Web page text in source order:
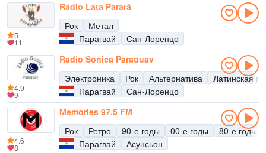
Radio Lata Pararâ
Рок
Метал
Парагвай
Сан-Лоренцо
5
11
Radio Sonica Paraguay
Электроника
Рок Альтернатива
Латинская
Парагвай
Сан-Лоренцо
4.9
9
Memories 97.5 FM
Рок
Ретро 90-е годы 00-е годы
80-е годы
Парагвай
Асунсьон
4.6
8